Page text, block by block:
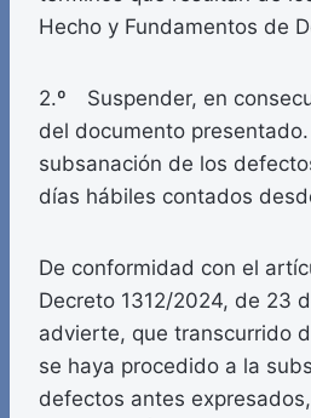
Hecho y Fundamentos de
2.º Suspender, en
del documento
subsanación de los
días hábiles contados
De conformidad con el
Decreto 1312/2024, de 23
advierte, que transcurrido
se haya procedido a la
defectos antes